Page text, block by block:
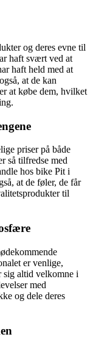
og deres evne til
haft svært ved at
haft held med at
at de kan
at købe dem, hvilket
priser på både
så tilfredse med
hos bike Pit i
at de føler, de får
til
er venlige,
sig altid velkomne i
med
og dele deres